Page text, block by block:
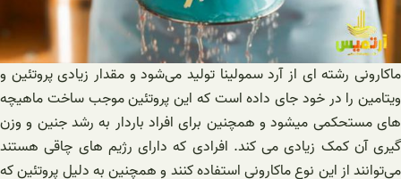
ماکارونی رشته ای از آرد سمولینا تولید می‌شود و مقدار زیادی پروتئین و
ویتامین را در خود جای داده است که این پروتئین موجب ساخت ماهیچه
های مستحکمی میشود و همچنین برای افراد باردار به رشد جنین و وزن
گیری آن کمک زیادی می کند. افرادی که دارای رژیم های چاقی هستند
می‌توانند از این نوع ماکارونی استفاده کنند و همچنین به دلیل پروتئین که